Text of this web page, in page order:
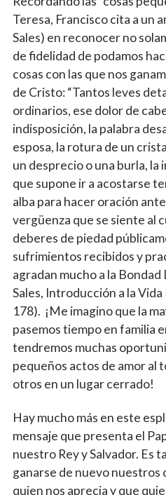
Teresa, Francisco cita a un
Sales) en reconocer no
de fidelidad de podamos
cosas con las que nos
de Cristo: “Tantos leves
ordinarios, ese dolor de
indisposición, la palabra
esposa, la rotura de un
un desprecio o una burla,
que supone ir a acostarse
alba para hacer oración
vergüenza que se siente al
deberes de piedad
sufrimientos recibidos y
agradan mucho a la Bondad
Sales, Introducción a la
178). ¡Me imagino que la
pasemos tiempo en familia
tendremos muchas
pequeños actos de amor al
otros en un lugar cerrado!
Hay mucho más en este
mensaje que presenta el
nuestro Rey y Salvador. Es
ganarse de nuevo nuestros
quien nos aprecia y que